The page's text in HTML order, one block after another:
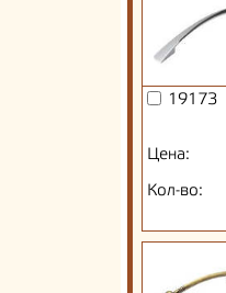
19173
Цена:
Кол-во: